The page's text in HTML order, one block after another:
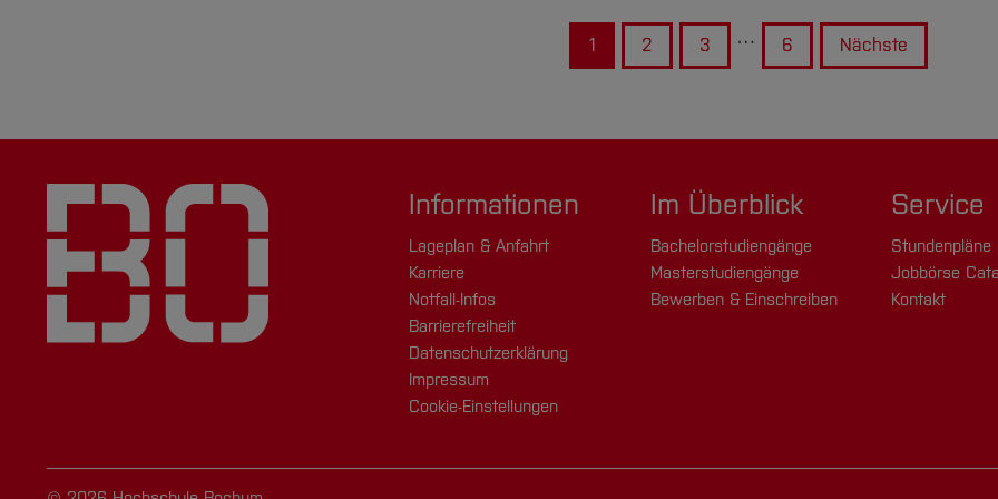
1 2 3 … 6 Nächste
Informationen
Lageplan & Anfahrt
Karriere
Notfall-Infos
Barrierefreiheit
Datenschutzerklärung
Impressum
Cookie-Einstellungen
Im Überblick
Bachelorstudiengänge
Masterstudiengänge
Bewerben & Einschreiben
Service
Stundenpläne
Jobbörse
Kontakt